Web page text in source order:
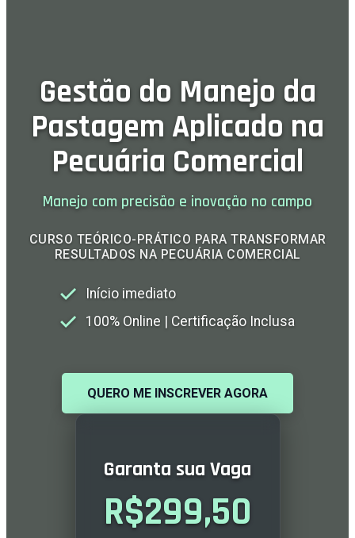
Gestão do Manejo da
Pastagem Aplicado na
Pecuária Comercial
Manejo com precisão e inovação no campo
CURSO TEÓRICO-PRÁTICO PARA TRANSFORMAR
RESULTADOS NA PECUÁRIA COMERCIAL
Início imediato
100% Online | Certificação Inclusa
QUERO ME INSCREVER AGORA
Garanta sua Vaga
R$299,50